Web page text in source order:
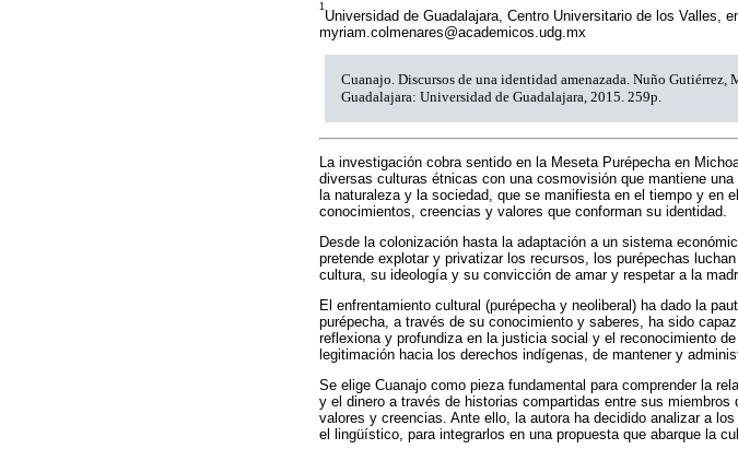
1
Universidad de Guadalajara, Centro Universitario de los Valles,
myriam.colmenares@academicos.udg.mx
Cuanajo. Discursos de una identidad amenazada. Nuño Gutiérrez,
Guadalajara: Universidad de Guadalajara, 2015. 259p.
La investigación cobra sentido en la Meseta Purépecha en
diversas culturas étnicas con una cosmovisión que mantiene
la naturaleza y la sociedad, que se manifiesta en el tiempo y en
conocimientos, creencias y valores que conforman su identidad.
Desde la colonización hasta la adaptación a un sistema
pretende explotar y privatizar los recursos, los purépechas
cultura, su ideología y su convicción de amar y respetar a la
El enfrentamiento cultural (purépecha y neoliberal) ha dado la
purépecha, a través de su conocimiento y saberes, ha sido
reflexiona y profundiza en la justicia social y el reconocimiento
legitimación hacia los derechos indígenas, de mantener y
Se elige Cuanajo como pieza fundamental para comprender la
y el dinero a través de historias compartidas entre sus
valores y creencias. Ante ello, la autora ha decidido analizar a
el lingüístico, para integrarlos en una propuesta que abarque la